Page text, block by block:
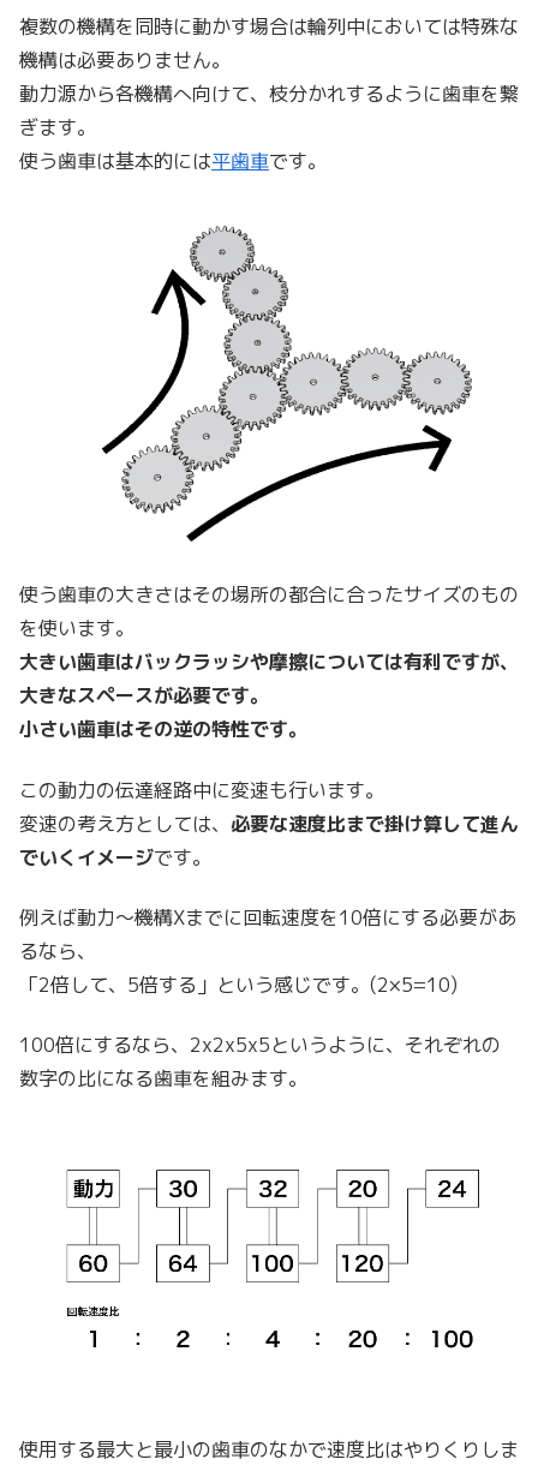
複数の機構を同時に動かす場合は輪列中においては特殊な
機構は必要ありません。
動力源から各機構へ向けて、枝分かれするように歯車を繋
ぎます。
使う歯車は基本的には平歯車です。
使う歯車の大きさはその場所の都合に合ったサイズのもの
を使います。
大きい歯車はバックラッシや摩擦については有利ですが、
大きなスペースが必要です。
小さい歯車はその逆の特性です。
この動力の伝達経路中に変速も行います。
変速の考え方としては、 必要な速度比まで掛け算して進ん
でいくイメージです。
例えば動力〜機構Xまでに回転速度を10倍にする必要があ
るなら、
「2倍して、5倍する」という感じです。(2×5=10)
100倍にするなら、2x2x5x5というように、それぞれの
数字の比になる歯車を組みます。
使用する最大と最小の歯車のなかで速度比はやりくりしま